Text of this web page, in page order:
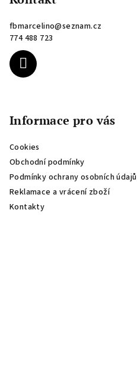
fbmarcelino@seznam.cz
774 488 723
Informace pro vás
Cookies
Obchodní podmínky
Podmínky ochrany osobních údajů
Reklamace a vrácení zboží
Kontakty